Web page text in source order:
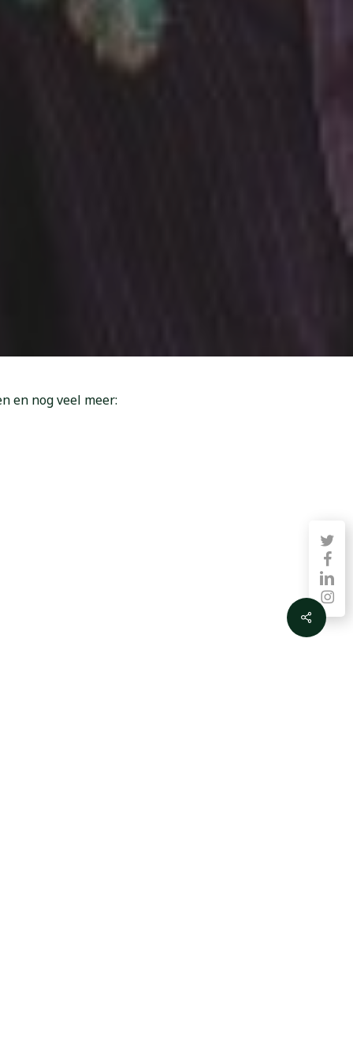
en nog veel meer:
Share
twitter
linkedin